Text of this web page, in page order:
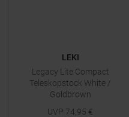
LEKI
Legacy Lite Compact
Teleskopstock White /
Goldbrown
UVP 74,95 €